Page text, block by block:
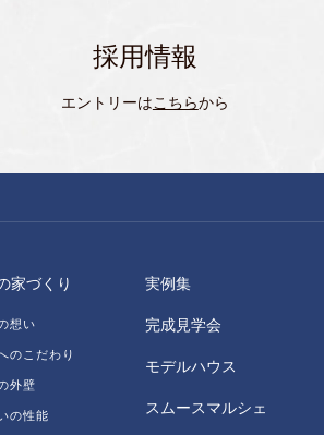
採用情報
エントリーはこちらから
家づくり
想い
のこだわり
外壁
の性能
実例集
完成見学会
モデルハウス
スムースマルシェ